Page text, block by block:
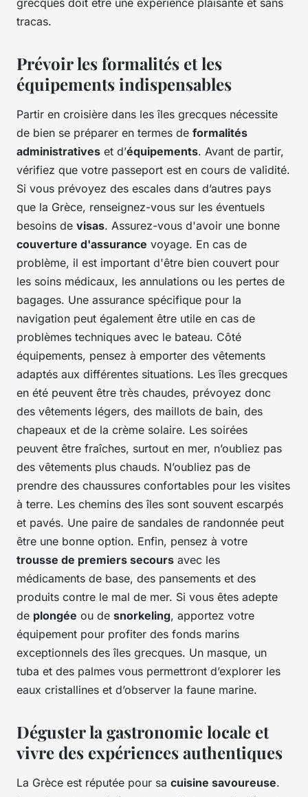
grecques doit être une expérience plaisante et sans
tracas.
Prévoir les formalités et les
équipements indispensables
Partir en croisière dans les îles grecques nécessite
de bien se préparer en termes de formalités
administratives et d’équipements. Avant de partir,
vérifiez que votre passeport est en cours de validité.
Si vous prévoyez des escales dans d’autres pays
que la Grèce, renseignez-vous sur les éventuels
besoins de visas. Assurez-vous d'avoir une bonne
couverture d'assurance voyage. En cas de
problème, il est important d'être bien couvert pour
les soins médicaux, les annulations ou les pertes de
bagages. Une assurance spécifique pour la
navigation peut également être utile en cas de
problèmes techniques avec le bateau. Côté
équipements, pensez à emporter des vêtements
adaptés aux différentes situations. Les îles grecques
en été peuvent être très chaudes, prévoyez donc
des vêtements légers, des maillots de bain, des
chapeaux et de la crème solaire. Les soirées
peuvent être fraîches, surtout en mer, n’oubliez pas
des vêtements plus chauds. N’oubliez pas de
prendre des chaussures confortables pour les visites
à terre. Les chemins des îles sont souvent escarpés
et pavés. Une paire de sandales de randonnée peut
être une bonne option. Enfin, pensez à votre
trousse de premiers secours avec les
médicaments de base, des pansements et des
produits contre le mal de mer. Si vous êtes adepte
de plongée ou de snorkeling, apportez votre
équipement pour profiter des fonds marins
exceptionnels des îles grecques. Un masque, un
tuba et des palmes vous permettront d’explorer les
eaux cristallines et d’observer la faune marine.
Déguster la gastronomie locale et
vivre des expériences authentiques
La Grèce est réputée pour sa cuisine savoureuse.